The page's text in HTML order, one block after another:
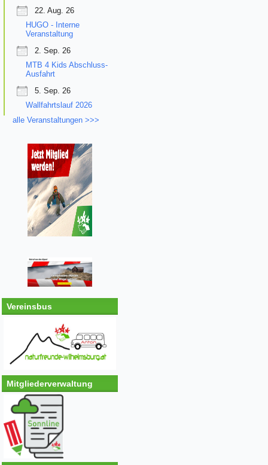
22. Aug. 26
HUGO - Interne
Veranstaltung
2. Sep. 26
MTB 4 Kids Abschluss-
Ausfahrt
5. Sep. 26
Wallfahrtslauf 2026
alle Veranstaltungen >>>
Vereinsbus
Mitgliederverwaltung